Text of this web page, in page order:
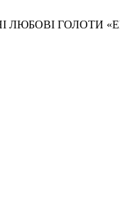
ЛЮБОВІ ГОЛОТИ